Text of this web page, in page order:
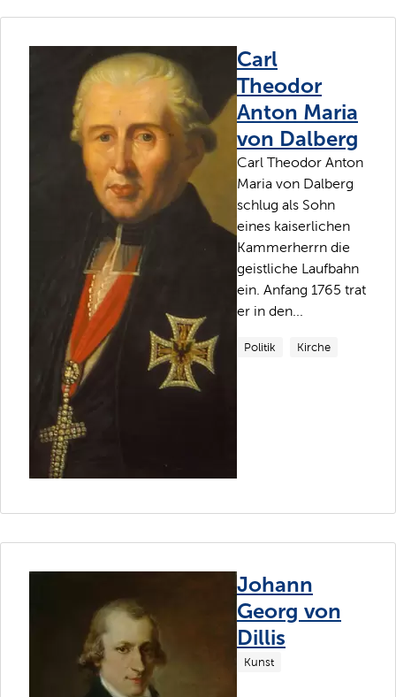
Carl
Theodor
Anton Maria
von Dalberg
Carl Theodor Anton
Maria von Dalberg
schlug als Sohn
eines kaiserlichen
Kammerherrn die
geistliche Laufbahn
ein. Anfang 1765 trat
er in den...
Politik Kirche
Johann
Georg von
Dillis
Kunst